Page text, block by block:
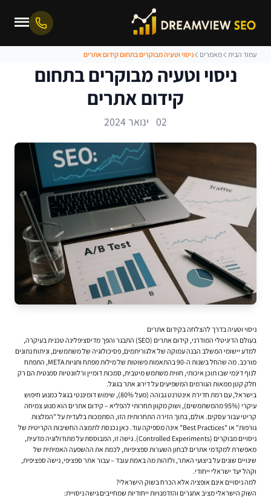
עמוד הבית מאמרים ניסוי וטעיה מבוקרים בתחום קידום אתרים
ניסוי וטעיה מבוקרים בתחום
קידום אתרים
02 ינואר 2024
ניסוי וטעיה בדרך להצלחה בקידום אתרים
בעולם הדיגיטלי המודרני, קידום אתרים (SEO) התבגר והפך מדיסציפלינה טכנית בעיקרה,
למדע יישומי המשלב הבנה עמוקה של אלגוריתמים, פסיכולוגיה של משתמשים, וניתוח נתונים
מורכב. מה שהחל בשנות ה-90 בהתאמות פשוטות של מילות מפתח ותגיות META, התפתח
לנוף דינמי שבו תוכן איכותי, חווית משתמש מיטבית, סמכות דומיין ורלוונטיות סמנטית הם רק
חלק קטן ממאות הגורמים המשפיעים על דירוג אתר בגוגל.
בישראל, עם רמת חדירת אינטרנט גבוהה (מעל 80%), שימוש דומיננטי בגוגל כמנוע חיפוש
עיקרי (95% מהמשתמשים), ושוק מקוון תחרותי להפליא – קידום אתרים הוא מנוע צמיחה
קריטי עבור עסקים. אולם, בתוך הזירה התחרותית הזו, הסתמכות בלעדית על "המלצות
גורפות" או "Best Practices" אינה מספיקה עוד. כאן נכנסת לתמונה החשיבות הקריטית של
ניסויים מבוקרים (Controlled Experiments)
. גישה זו, המבוססת על מתודולוגיה מדעית,
מאפשרת למקדמי אתרים לבחון השערות ספציפיות, לכמת את ההשפעה האמיתית של
שינויים שונים על ביצועי האתר, ולזהות מה באמת עובד – עבור אתר ספציפי, נישה ספציפית,
וקהל יעד ישראלי ייחודי.
למה ניסויים אינם אופציה אלא הכרח בשוק הישראלי?
השוק הישראלי מציב אתגרים והזדמנויות ייחודיות שמחייבים גישה ניסויית: